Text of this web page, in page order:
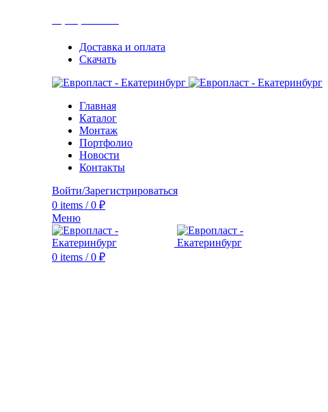
Доставка и оплата
Скачать
Главная
Каталог
Монтаж
Портфолио
Новости
Контакты
Войти/Зарегистрироваться
0 items / 0 ₽
Меню
0 items / 0 ₽